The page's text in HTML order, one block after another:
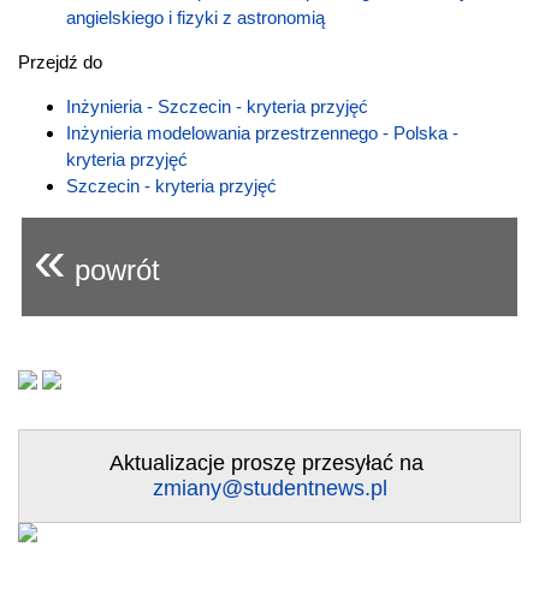
angielskiego i fizyki z astronomią
Przejdź do
Inżynieria - Szczecin - kryteria przyjęć
Inżynieria modelowania przestrzennego - Polska -
kryteria przyjęć
Szczecin - kryteria przyjęć
« powrót
Aktualizacje proszę przesyłać na
zmiany@studentnews.pl